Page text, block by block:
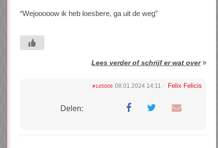
“Wejooooow ik heb loesbere, ga uit de weg”
Lees verder of schrijf er wat over»
#145006 08.01.2024 14:11 Felix Felicis
Delen: